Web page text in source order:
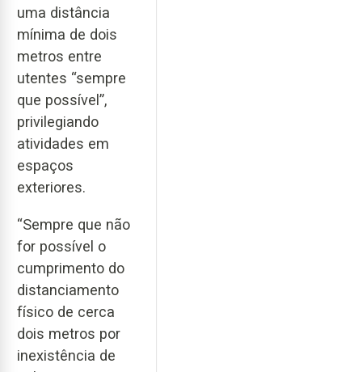
uma distância
mínima de dois
metros entre
utentes “sempre
que possível”,
privilegiando
atividades em
espaços
exteriores.
“Sempre que não
for possível o
cumprimento do
distanciamento
físico de cerca
dois metros por
inexistência de